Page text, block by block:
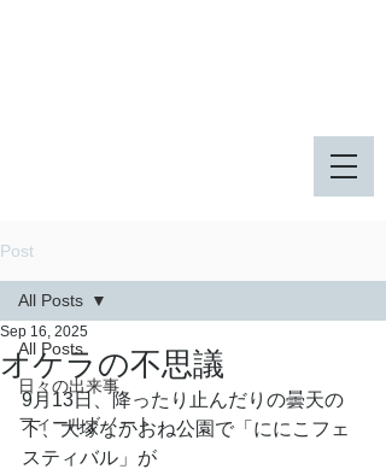
Post
All Posts
日々の出来事
フィールドノート
All Posts
オケラの不思議
Sep 16, 2025
9月13日、降ったり止んだりの曇天の
下、大塚なかおね公園で「ににこフェ
スティバル」が